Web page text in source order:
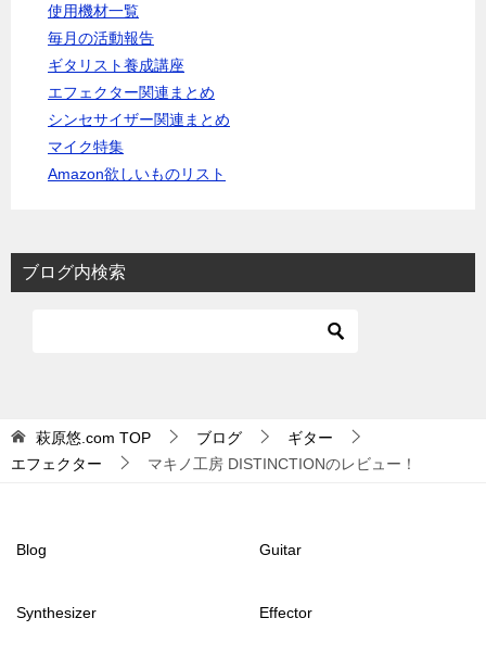
使用機材一覧
毎月の活動報告
ギタリスト養成講座
エフェクター関連まとめ
シンセサイザー関連まとめ
マイク特集
Amazon欲しいものリスト
ブログ内検索
萩原悠.com TOP ブログ
ギター
エフェクター
マキノ工房 DISTINCTIONのレビュー！
Blog Guitar
Synthesizer Effector